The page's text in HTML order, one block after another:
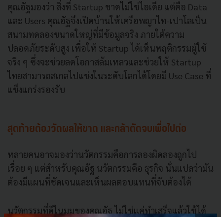
คุณอัฐมองว่า สิ่งที่ Startup ขาดไม่ใช่ไอเดีย แต่คือ Data
และ Users คุณอัฐจึงเปิดบ้านให้เครือพญาไท-เปาโลเป็น
สนามทดลองขนาดใหญ่ที่มีข้อมูลจริง ภายใต้ความ
ปลอดภัยระดับสูง เพื่อให้ Startup ได้เห็นพฤติกรรมผู้ใช้
จริง ๆ ซึ่งจะช่วยลดโอกาสล้มเหลวและช่วยให้ Startup
ไทยสามารถสเกลไปแข่งในระดับโลกได้โดยมี Use Case ที่
แข็งแกร่งรองรับ
สุดท้ายต้องวัดผลให้ขาด และกล้าตัดจบเพื่อไปต่อ
หลายคนอาจมองว่านวัตกรรมคือการลองผิดลองถูกไป
เรื่อย ๆ แต่สำหรับคุณอัฐ นวัตกรรมคือ ธุรกิจ นั่นแปลว่ามัน
ต้องมีแผนที่ชัดเจนและเห็นผลตอบแทนที่จับต้องได้
นวัตกรรมที่ดีในมุมของคุณอัฐ ไม่ใช่แค่ทำเสร็จแล้วใช้ได้